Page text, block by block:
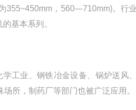
355~450mm，560—710mm)。行
基本系列。
工业、钢铁冶金设备、锅炉送风
所，制药厂等部门也被广泛应用。